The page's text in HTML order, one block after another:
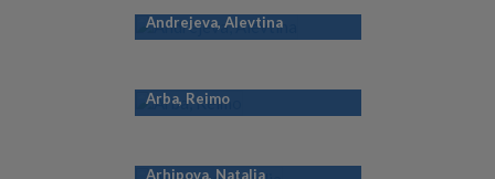
Andrejeva, Alevtina
Arba, Reimo
Arhipova, Natalja